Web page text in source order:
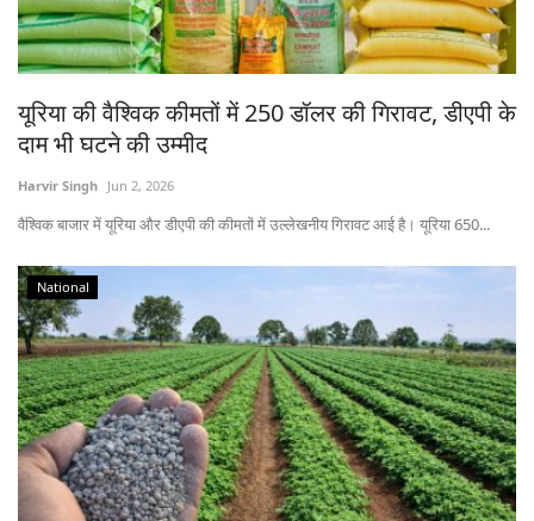
Rural Connect
Gallery
National
Latest News
Agriculture Conclave and NACOF
Awards 2022
Agri Start-Ups
Language
English Hindi
यूरिया की वैश्विक कीमतों में 250 डॉलर की गिरावट, डीएपी के
दाम भी घटने की उम्मीद
Harvir Singh Jun 2, 2026
वैश्विक बाजार में यूरिया और डीएपी की कीमतों में उल्लेखनीय गिरावट आई है। यूरिया 650...
National